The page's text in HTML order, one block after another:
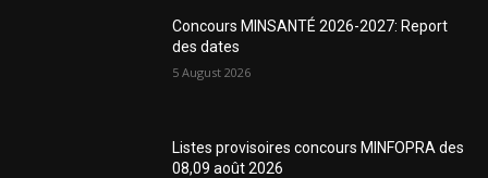
Concours MINSANTÉ 2026-2027: Report
des dates
5 August 2026
Listes provisoires concours MINFOPRA des
08,09 août 2026